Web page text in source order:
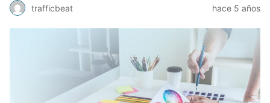
trafficbeat hace 5 años